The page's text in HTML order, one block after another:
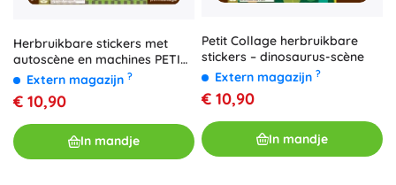
Herbruikbare stickers met
autoscène en machines PETIT
COLLAGE
Extern magazijn ?
€ 10,90
In mandje
Petit Collage herbruikbare
stickers – dinosaurus-scène
Extern magazijn ?
€ 10,90
In mandje